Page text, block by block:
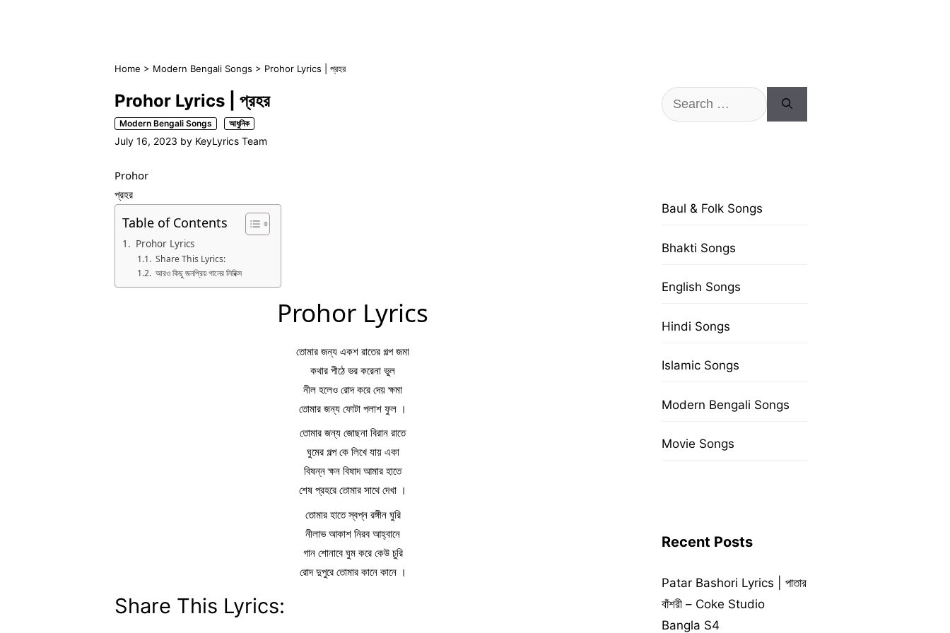
Home > Modern Bengali Songs > Prohor Lyrics | প্রহর
Prohor Lyrics | প্রহর
Modern Bengali Songs আধুনিক
July 16, 2023 by KeyLyrics Team
Prohor
প্রহর
Table of Contents
Prohor Lyrics
Share This Lyrics:
আরও কিছু জনপ্রিয় গানের লিরিক্স
Prohor Lyrics
তোমার জন্য একশ রাতের গল্প জমা
কথার পীঠে ভর করেনা ভুল
নীল হলেও রোদ করে দেয় ক্ষমা
তোমার জন্য ফোটা পলাশ ফুল ।
তোমার জন্য জোছনা বিরান রাতে
ঘুমের গল্প কে লিখে যায় একা
বিষন্ন ক্ষন বিষাদ আমার হাতে
শেষ প্রহরে তোমার সাথে দেখা ।
তোমার হাতে স্বপ্ন রঙ্গীন ঘুরি
নীলাভ আকাশ নিরব আহ্বানে
গান শোনাবে ঘুম করে কেউ চুরি
রোদ দুপুরে তোমার কানে কানে ।
Share This Lyrics:
Search
for:
Baul & Folk Songs
Bhakti Songs
English Songs
Hindi Songs
Islamic Songs
Modern Bengali Songs
Movie Songs
Recent Posts
Patar Bashori Lyrics | পাতার
বাঁশরী – Coke Studio
Bangla S4